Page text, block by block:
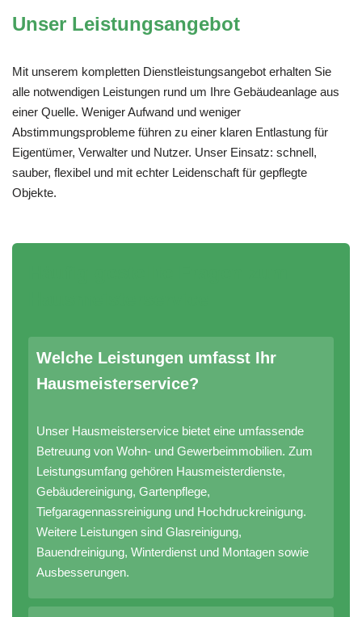
Unser Leistungsangebot
Mit unserem kompletten Dienstleistungsangebot erhalten Sie
alle notwendigen Leistungen rund um Ihre Gebäudeanlage aus
einer Quelle. Weniger Aufwand und weniger
Abstimmungsprobleme führen zu einer klaren Entlastung für
Eigentümer, Verwalter und Nutzer. Unser Einsatz: schnell,
sauber, flexibel und mit echter Leidenschaft für gepflegte
Objekte.
Welche Leistungen umfasst Ihr
Hausmeisterservice?
Unser Hausmeisterservice bietet eine umfassende
Betreuung von Wohn- und Gewerbeimmobilien. Zum
Leistungsumfang gehören Hausmeisterdienste,
Gebäudereinigung, Gartenpflege,
Tiefgaragennassreinigung und Hochdruckreinigung.
Weitere Leistungen sind Glasreinigung,
Bauendreinigung, Winterdienst und Montagen sowie
Ausbesserungen.